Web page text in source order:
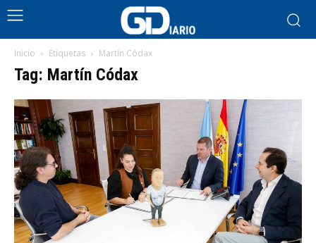
Inicio Etiquetas Martín Códax
Tag: Martín Códax